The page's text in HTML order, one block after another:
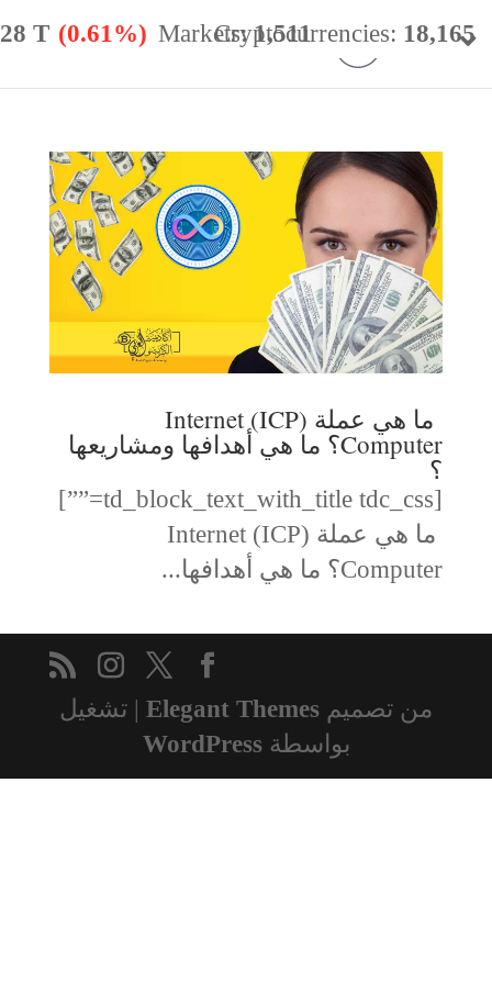
ما هي عملة (ICP) Internet
Computer؟ ما هي أهدافها ومشاريعها
؟
[td_block_text_with_title tdc_css=””]
ما هي عملة (ICP) Internet
Computer؟ ما هي أهدافها...
من تصميم Elegant Themes | تشغيل
بواسطةWordPress
Cryptocurrencies: 18,165
Markets:1,511
T (0.61%)